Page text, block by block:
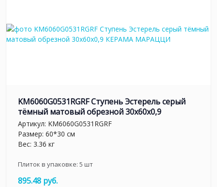
KM6060G0531RGRF Ступень Эстерель серый
тёмный матовый обрезной 30x60x0,9
Артикул: KM6060G0531RGRF
Размер: 60*30 см
Вес: 3.36 кг
Плиток в упаковке: 5 шт
895.48 руб.